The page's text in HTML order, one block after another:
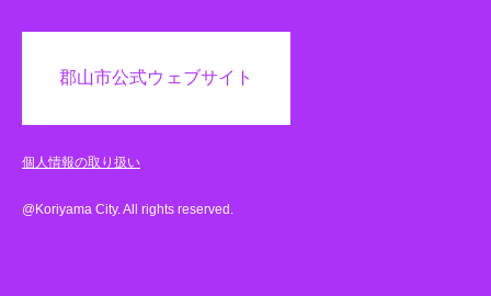
郡山市公式ウェブサイト
個人情報の取り扱い
@Koriyama City. All rights reserved.